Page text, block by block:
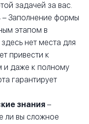
задачей за вас.
– Заполнение формы
этапом в
нет места для
привести к
и даже к полному
гарантирует
знания –
ли вы сложное